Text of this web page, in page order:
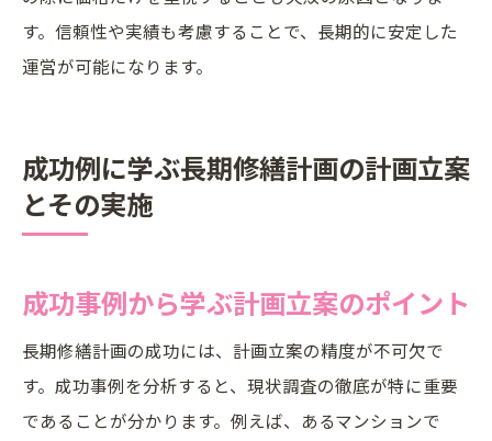
す。信頼性や実績も考慮することで、長期的に安定した
運営が可能になります。
成功例に学ぶ長期修繕計画の計画立案
とその実施
成功事例から学ぶ計画立案のポイント
長期修繕計画の成功には、計画立案の精度が不可欠で
す。成功事例を分析すると、現状調査の徹底が特に重要
であることが分かります。例えば、あるマンションで